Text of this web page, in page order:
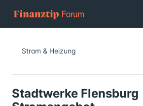
Strom & Heizung
Stadtwerke Flensburg